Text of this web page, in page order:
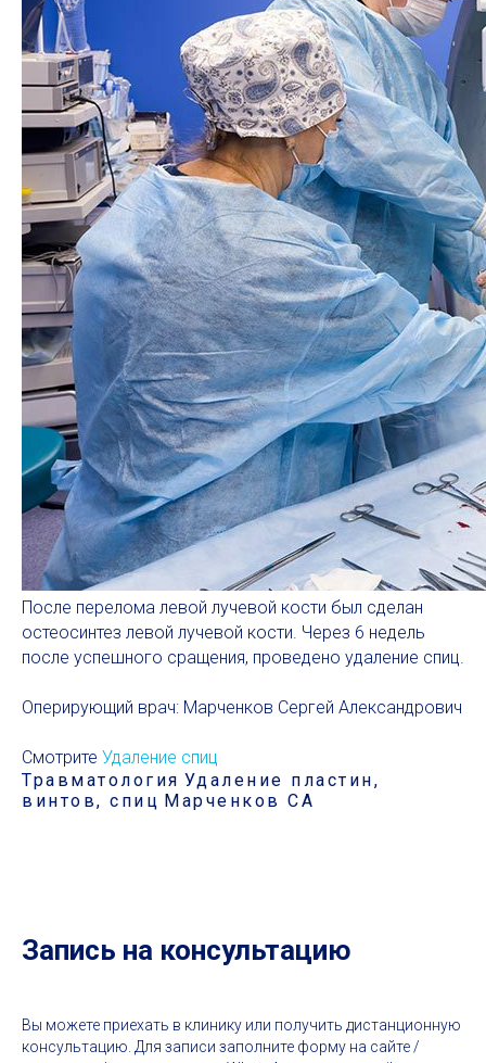
После перелома левой лучевой кости был сделан
остеосинтез левой лучевой кости. Через 6 недель
после успешного сращения, проведено удаление спиц.
Оперирующий врач: Марченков Сергей Александрович
Смотрите Удаление спиц
Травматология Удаление пластин,
винтов, спиц Марченков СА
Запись на консультацию
Вы можете приехать в клинику или получить дистанционную
консультацию. Для записи заполните форму на сайте /